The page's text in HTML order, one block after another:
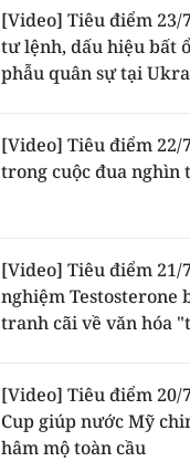
[Video] Tiêu điểm 23/
tư lệnh, dấu hiệu bất
phẫu quân sự tại
[Video] Tiêu điểm
trong cuộc đua nghìn
[Video] Tiêu điểm 21/
nghiệm Testosterone
tranh cãi về văn hóa
[Video] Tiêu điểm 20/
Cup giúp nước Mỹ
hâm mộ toàn cầu